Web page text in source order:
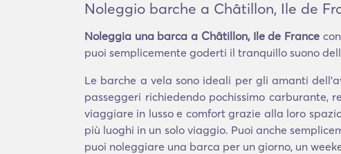
Noleggio barche a Châtillon, Ile de
Noleggia una barca a Châtillon, Ile de France
puoi semplicemente goderti il tranquillo suono
Le barche a vela sono ideali per gli amanti
passeggeri richiedendo pochissimo carburante,
viaggiare in lusso e comfort grazie alla loro
più luoghi in un solo viaggio. Puoi anche
puoi noleggiare una barca per un giorno, un